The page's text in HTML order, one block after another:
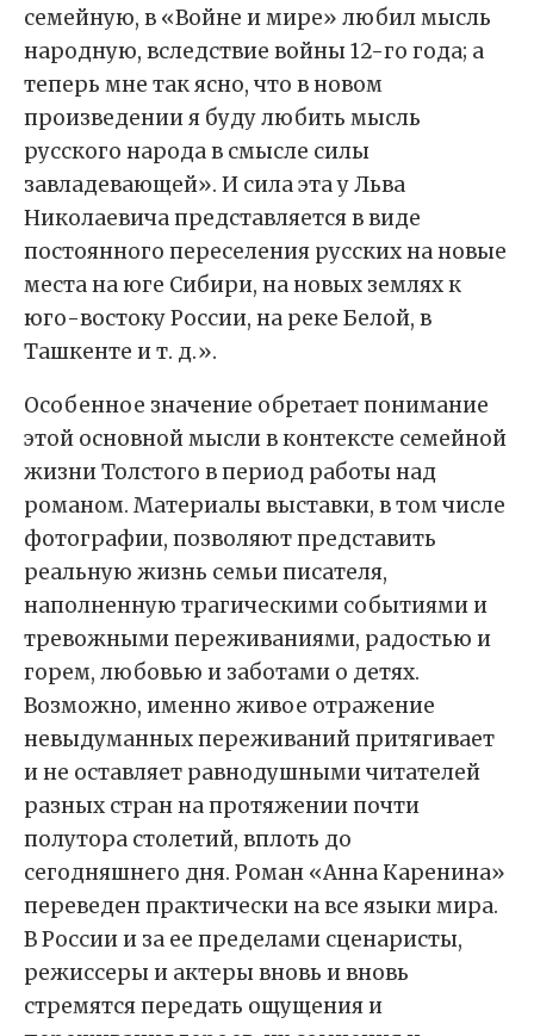
семейную, в «Войне и мире» любил мысль
народную, вследствие войны 12-го года; а
теперь мне так ясно, что в новом
произведении я буду любить мысль
русского народа в смысле силы
завладевающей». И сила эта у Льва
Николаевича представляется в виде
постоянного переселения русских на новые
места на юге Сибири, на новых землях к
юго-востоку России, на реке Белой, в
Ташкенте и т. д.».
Особенное значение обретает понимание
этой основной мысли в контексте семейной
жизни Толстого в период работы над
романом. Материалы выставки, в том числе
фотографии, позволяют представить
реальную жизнь семьи писателя,
наполненную трагическими событиями и
тревожными переживаниями, радостью и
горем, любовью и заботами о детях.
Возможно, именно живое отражение
невыдуманных переживаний притягивает
и не оставляет равнодушными читателей
разных стран на протяжении почти
полутора столетий, вплоть до
сегодняшнего дня. Роман «Анна Каренина»
переведен практически на все языки мира.
В России и за ее пределами сценаристы,
режиссеры и актеры вновь и вновь
стремятся передать ощущения и